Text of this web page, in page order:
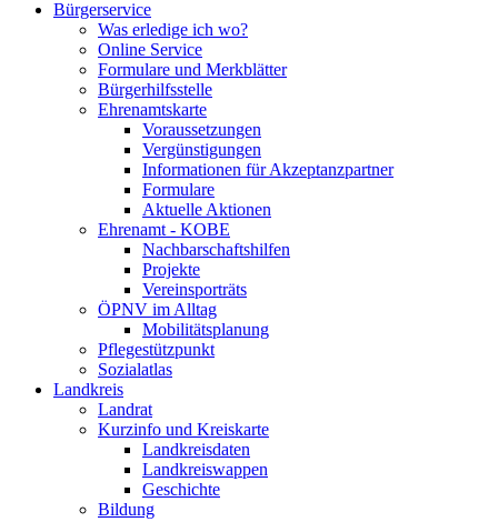
Bürgerservice
Was erledige ich wo?
Online Service
Formulare und Merkblätter
Bürgerhilfsstelle
Ehrenamtskarte
Voraussetzungen
Vergünstigungen
Informationen für Akzeptanzpartner
Formulare
Aktuelle Aktionen
Ehrenamt - KOBE
Nachbarschaftshilfen
Projekte
Vereinsporträts
ÖPNV im Alltag
Mobilitätsplanung
Pflegestützpunkt
Sozialatlas
Landkreis
Landrat
Kurzinfo und Kreiskarte
Landkreisdaten
Landkreiswappen
Geschichte
Bildung